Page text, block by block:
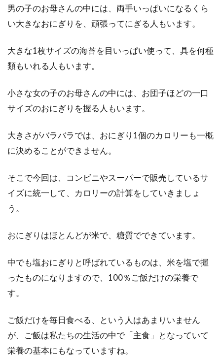
チューブタイプのバターに含まれる
トランス脂肪酸への疑問
チューブタイプのバターと聞くと、いつもは固
かなと思われ...
も摂れる栄養は同じなのか
私たちの生活に当たり前のようにある「牛乳」
でいる人...
要な運動時間は！？
「1日500kcal分運動する」場合、どんなことを
すればよいのかご存知でしょうか？ご飯2杯分...
市販のコーヒー牛乳に含まれている
砂糖の量はどのくらい！？
男の子のお母さんの中には、両手いっぱいになるくら
い大きなおにぎりを、頑張ってにぎる人もいます。
大きな1枚サイズの海苔を目いっぱい使って、具を何種
類もいれる人もいます。
小さな女の子のお母さんの中には、お団子ほどの一口
サイズのおにぎりを握る人もいます。
大きさがバラバラでは、おにぎり1個のカロリーも一概
に決めることができません。
そこで今回は、コンビニやスーパーで販売しているサ
イズに統一して、カロリーの計算をしていきましょ
う。
おにぎりはほとんどが米で、糖質でできています。
中でも塩おにぎりと呼ばれているものは、米を塩で握
ったものになりますので、100％ご飯だけの栄養で
す。
ご飯だけを毎日食べる、という人はあまりいません
が、ご飯は私たちの生活の中で「主食」となっていて
栄養の基本にもなっていますね。